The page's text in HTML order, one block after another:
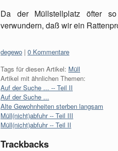
Da der Müllstellplatz öfter
verwundern, daß wir ein
Kategorien:
degewo 0 Kommentare
Tags für diesen Artikel: Müll
Artikel mit ähnlichen Themen:
Auf der Suche ... -- Teil II
Auf der Suche ...
Alte Gewohnheiten sterben langsam
Müll(nicht)abfuhr -- Teil III
Müll(nicht)abfuhr -- Teil II
Trackbacks